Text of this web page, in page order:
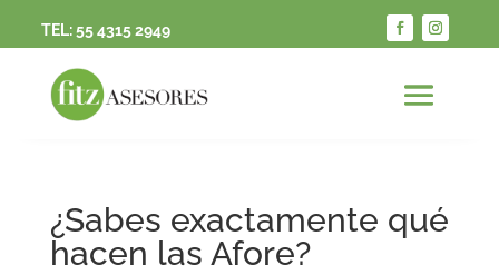
TEL:55 4315 2949
¿Sabes exactamente qué
hacen las Afore?